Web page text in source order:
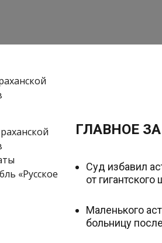
«Русское
ГЛАВНОЕ
Суд избавил
от гигантского
Маленького
больницу